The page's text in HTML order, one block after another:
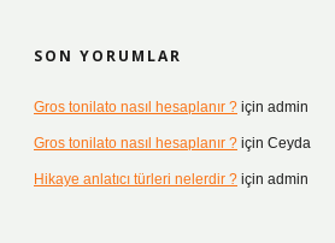
SON YORUMLAR
Gros tonilato nasıl hesaplanır ? için admin
Gros tonilato nasıl hesaplanır ? için Ceyda
Hikaye anlatıcı türleri nelerdir ? için admin